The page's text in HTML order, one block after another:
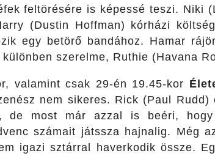
feltörésére is képessé teszi. Niki
(Dustin Hoffman) kórházi
egy betörő bandához. Hamar
szerelme, Ruthie (Havana
valamint csak 29-én 19.45-kor
nem sikeres. Rick (Paul
de most már azzal is beéri,
számait játssza hajnalig. Még
igazi sztárral haverkodik össze.